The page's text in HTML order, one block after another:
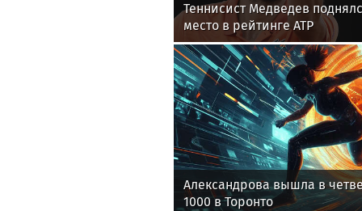
Теннисист Медведев
место в рейтинге ATP
Александрова вышла в
1000 в Торонто